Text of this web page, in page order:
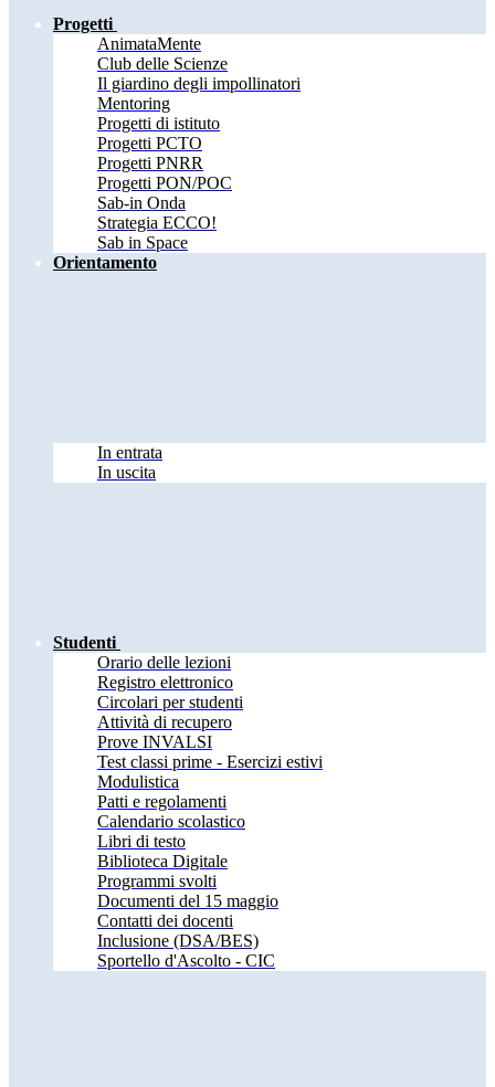
Progetti
AnimataMente
Club delle Scienze
Il giardino degli impollinatori
Mentoring
Progetti di istituto
Progetti PCTO
Progetti PNRR
Progetti PON/POC
Sab-in Onda
Strategia ECCO!
Sab in Space
Orientamento
In entrata
In uscita
Studenti
Orario delle lezioni
Registro elettronico
Circolari per studenti
Attività di recupero
Prove INVALSI
Test classi prime - Esercizi estivi
Modulistica
Patti e regolamenti
Calendario scolastico
Libri di testo
Biblioteca Digitale
Programmi svolti
Documenti del 15 maggio
Contatti dei docenti
Inclusione (DSA/BES)
Sportello d'Ascolto - CIC